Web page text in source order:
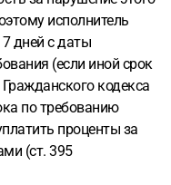
исполнитель
7 дней с даты
(если иной срок
кодекса
по требованию
проценты за
(ст. 395